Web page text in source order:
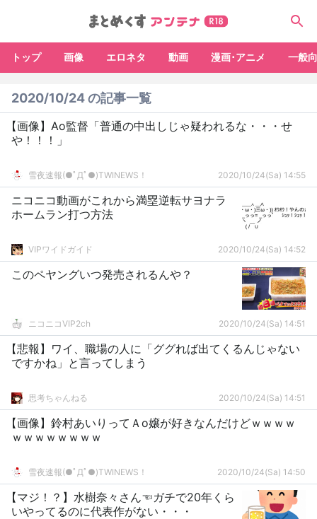
トップ 画像 エロネタ 動画 漫画･アニメ 一般
2020/10/24 の記事一覧
【画像】Ao監督「普通の中出しじゃ疑われるな・・・せ
や！！！」
雪夜速報(●ﾟДﾟ●)TWINEWS！ 2020/10/24(Sa) 14:55
ニコニコ動画がこれから満塁逆転サヨナラ
ホームラン打つ方法
VIPワイドガイド 2020/10/24(Sa) 14:52
このペヤングいつ発売されるんや？
ニコニコVIP2ch 2020/10/24(Sa) 14:51
【悲報】ワイ、職場の人に「ググれば出てくるんじゃない
ですかね」と言ってしまう
思考ちゃんねる 2020/10/24(Sa) 14:51
【画像】鈴村あいりってＡo嬢が好きなんだけどｗｗｗｗ
ｗｗｗｗｗｗｗｗ
雪夜速報(●ﾟДﾟ●)TWINEWS！ 2020/10/24(Sa) 14:50
【マジ！？】水樹奈々さん☜ガチで20年くら
いやってるのに代表作がない・・・